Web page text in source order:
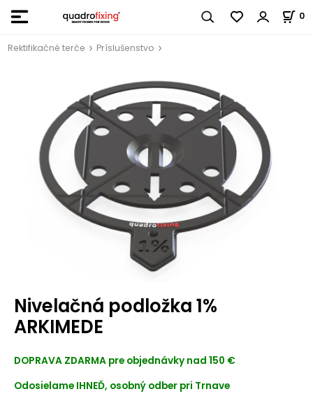
0
Rektifikačné terče Príslušenstvo
Nivelačná podložka 1%
ARKIMEDE
DOPRAVA ZDARMA pre objednávky nad 150 €
Odosielame IHNEĎ, osobný odber pri Trnave